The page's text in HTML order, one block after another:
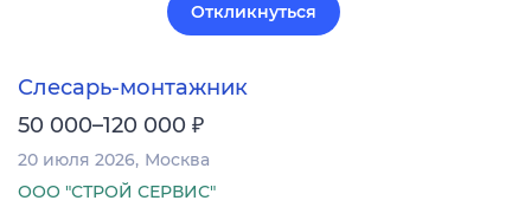
Откликнуться
Слесарь-монтажник
50 000–120 000 ₽
20 июля 2026 Москва
ООО "СТРОЙ СЕРВИС"